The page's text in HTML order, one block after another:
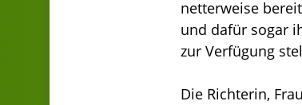
netterweise
und dafür sogar
zur Verfügung
Die Richterin,